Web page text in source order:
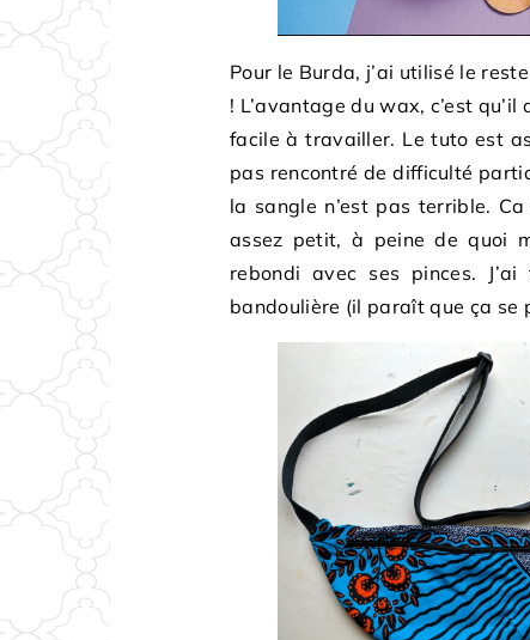
Pour le Burda, j’ai utilisé le
! L’avantage du wax, c’est
facile à travailler. Le tuto est
pas rencontré de difficulté
la sangle n’est pas terrible.
assez petit, à peine de quoi
rebondi avec ses pinces.
bandoulière (il paraît que ça se